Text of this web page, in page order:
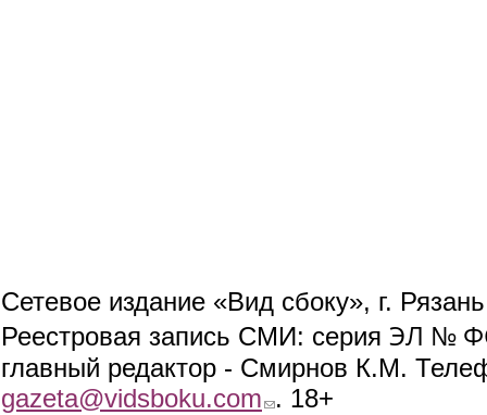
Сетевое издание «Вид сбоку», г.
Реестровая запись СМИ: серия ЭЛ №
главный редактор - Смирнов К.М.
gazeta@vidsboku.com (link sends e-mail)
. 18+